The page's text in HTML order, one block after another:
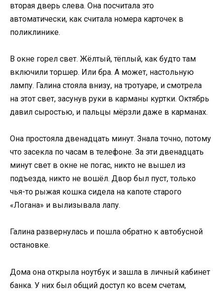
вторая дверь слева. Она посчитала это
автоматически, как считала номера карточек в
поликлинике.
В окне горел свет. Жёлтый, тёплый, как будто там
включили торшер. Или бра. А может, настольную
лампу. Галина стояла внизу, на тротуаре, и смотрела
на этот свет, засунув руки в карманы куртки. Октябрь
давил сыростью, и пальцы мёрзли даже в карманах.
Она простояла двенадцать минут. Знала точно, потому
что засекла по часам в телефоне. За эти двенадцать
минут свет в окне не погас, никто не вышел из
подъезда, никто не вошёл. Двор был пуст, только
чья-то рыжая кошка сидела на капоте старого
«Логана» и вылизывала лапу.
Галина развернулась и пошла обратно к автобусной
остановке.
Дома она открыла ноутбук и зашла в личный кабинет
банка. У них был общий доступ ко всем счетам,